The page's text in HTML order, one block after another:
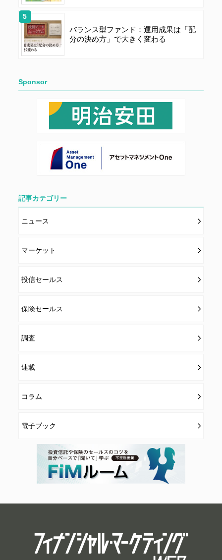
バランス型ファンド：運用成果は「配
分の決め方」で大きく変わる
Sponsor
記事カテゴリー
ニュース
マーケット
投信セールス
保険セールス
調査
連載
コラム
電子ブック